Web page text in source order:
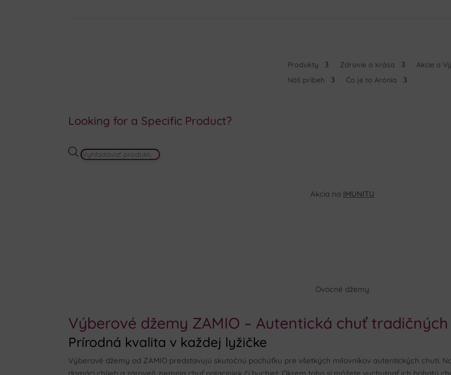
Produkty Zdravie a krása Akcie a
Náš príbeh
Čo je to Arónia
Looking for a Specific Product?
PRODUCTS
Akcia na IMUNITU
Ovocné džemy
Výberové džemy ZAMIO – Autentická chuť
Prírodná kvalita v každej lyžičke
Výberové džemy od ZAMIO predstavujú skutočnú pochúťku pre všetkých milovníkov autentických chutí.